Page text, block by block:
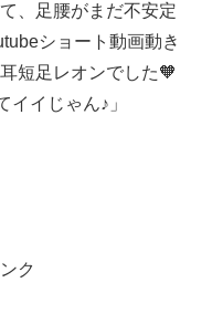
、足腰がまだ不安定
ショート動画動き
短足レオンでした🧡
イイじゃん♪」
ク